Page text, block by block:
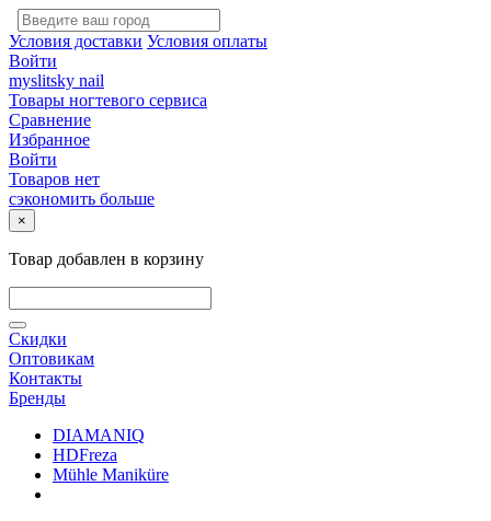
Условия доставки Условия оплаты
Войти
myslitsky nail
Товары ногтевого сервиса
Сравнение
Избранное
Войти
Товаров нет
сэкономить больше
×
Товар добавлен в корзину
Скидки
Оптовикам
Контакты
Бренды
DIAMANIQ
HDFreza
Mühle Maniküre